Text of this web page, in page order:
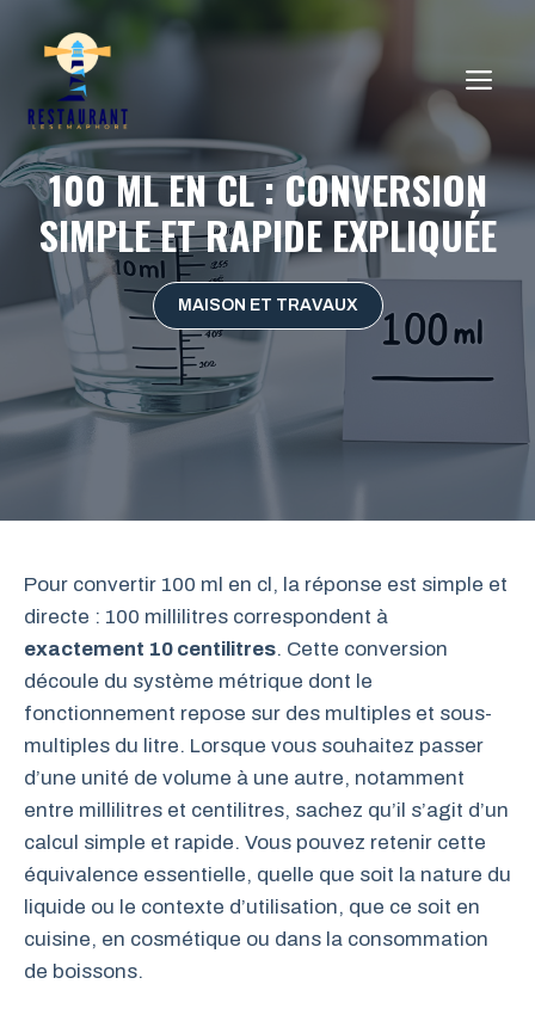
contenu
100 ML EN CL : CONVERSION
SIMPLE ET RAPIDE EXPLIQUÉE
MAISON ET TRAVAUX
Pour convertir 100 ml en cl, la réponse est simple et
directe : 100 millilitres correspondent à
exactement 10 centilitres. Cette conversion
découle du système métrique dont le
fonctionnement repose sur des multiples et sous-
multiples du litre. Lorsque vous souhaitez passer
d’une unité de volume à une autre, notamment
entre millilitres et centilitres, sachez qu’il s’agit d’un
calcul simple et rapide. Vous pouvez retenir cette
équivalence essentielle, quelle que soit la nature du
liquide ou le contexte d’utilisation, que ce soit en
cuisine, en cosmétique ou dans la consommation
de boissons.